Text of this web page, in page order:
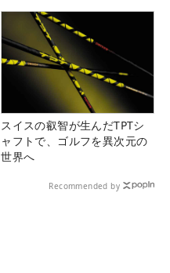
スイスの叡智が生んだTPTシ
ャフトで、ゴルフを異次元の
世界へ
Recommended by